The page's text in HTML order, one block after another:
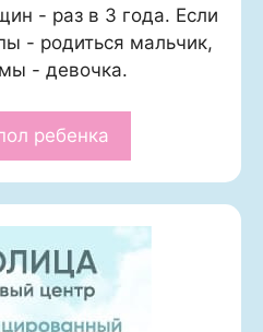
- раз в 3 года. Если
- родиться мальчик,
- девочка.
ребенка